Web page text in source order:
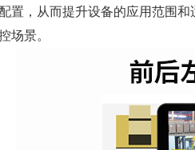
置，从而提升设备的应用范围
场景。